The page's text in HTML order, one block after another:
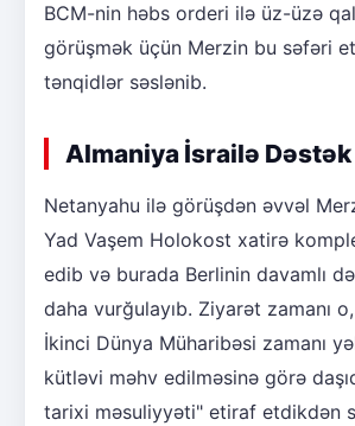
BCM-nin həbs orderi ilə üz-üzə
görüşmək üçün Merzin bu səfəri
tənqidlər səslənib.
Almaniya İsrailə Dəstək
Netanyahu ilə görüşdən əvvəl
Yad Vaşem Holokost xatirə
edib və burada Berlinin davamlı
daha vurğulayıb. Ziyarət zamanı
İkinci Dünya Müharibəsi zamanı
kütləvi məhv edilməsinə görə
tarixi məsuliyyəti" etiraf etdikdən